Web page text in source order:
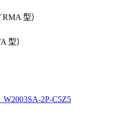
型）
型）
W2003SA-2P-C5Z5